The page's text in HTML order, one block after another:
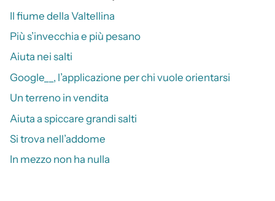
Il fiume della Valtellina
Più s’invecchia e più pesano
Aiuta nei salti
Google__, l’applicazione per chi vuole orientarsi
Un terreno in vendita
Aiuta a spiccare grandi salti
Si trova nell’addome
In mezzo non ha nulla